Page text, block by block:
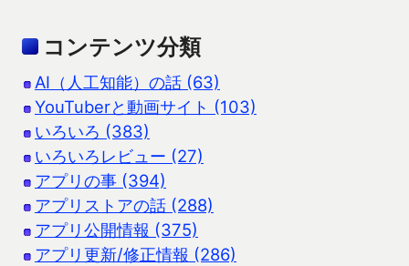
コンテンツ分類
AI（人工知能）の話 (63)
YouTuberと動画サイト (103)
いろいろ (383)
いろいろレビュー (27)
アプリの事 (394)
アプリストアの話 (288)
アプリ公開情報 (375)
アプリ更新/修正情報 (286)